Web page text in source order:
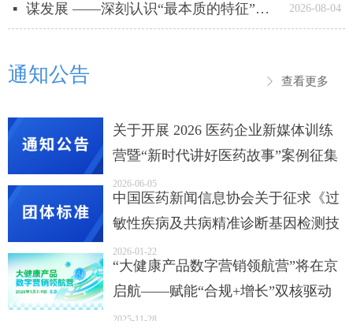
关于开展 2026 医药企业新媒体训练
营暨“新时代讲好医药故事”案例征集
活动的通知 （第一轮通知）
2026-06-05
中国医药新闻信息协会关于征求《过
敏性疾病及共病精准诊断基因检测技
术规范》（征求意见稿）团体标准意
见的通知
2026-01-22
“大健康产品数字营销领航营”将在京
启航——赋能“合规+增长”双核驱动
的数字营销团队
2025-11-28
通知公告 ꁕ 查看更多
2026-08-04
넷 谋发展 ——深刻认识“最本质的特征”和“最大优势”